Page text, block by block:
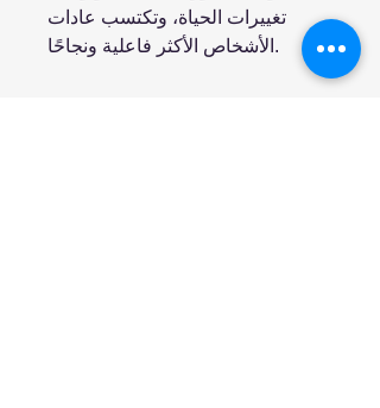
تغييرات الحياة، وتكتسب عادات
الأشخاص الأكثر فاعلية ونجاحًا.